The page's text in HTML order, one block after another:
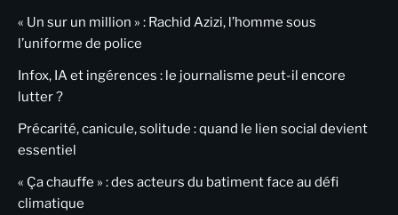
« Un sur un million » : Rachid Azizi, l’homme sous
l’uniforme de police
Infox, IA et ingérences : le journalisme peut-il encore
lutter ?
Précarité, canicule, solitude : quand le lien social devient
essentiel
« Ça chauffe » : des acteurs du batiment face au défi
climatique